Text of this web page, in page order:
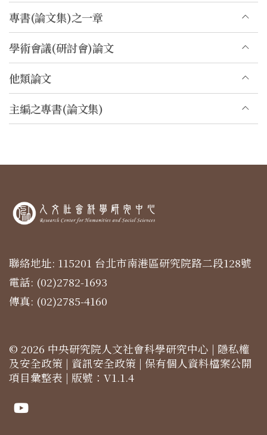
專書(論文集)之一章
學術會議(研討會)論文
他類論文
主編之專書(論文集)
聯絡地址: 115201 台北市南港區研究院路二段128號
電話: (02)2782-1693
傳真: (02)2785-4160
© 2026 中央研究院人文社會科學研究中心 | 隱私權
及安全政策 | 資訊安全政策 | 保有個人資料檔案公開
項目彙整表 | 版號：V1.1.4
Youtube